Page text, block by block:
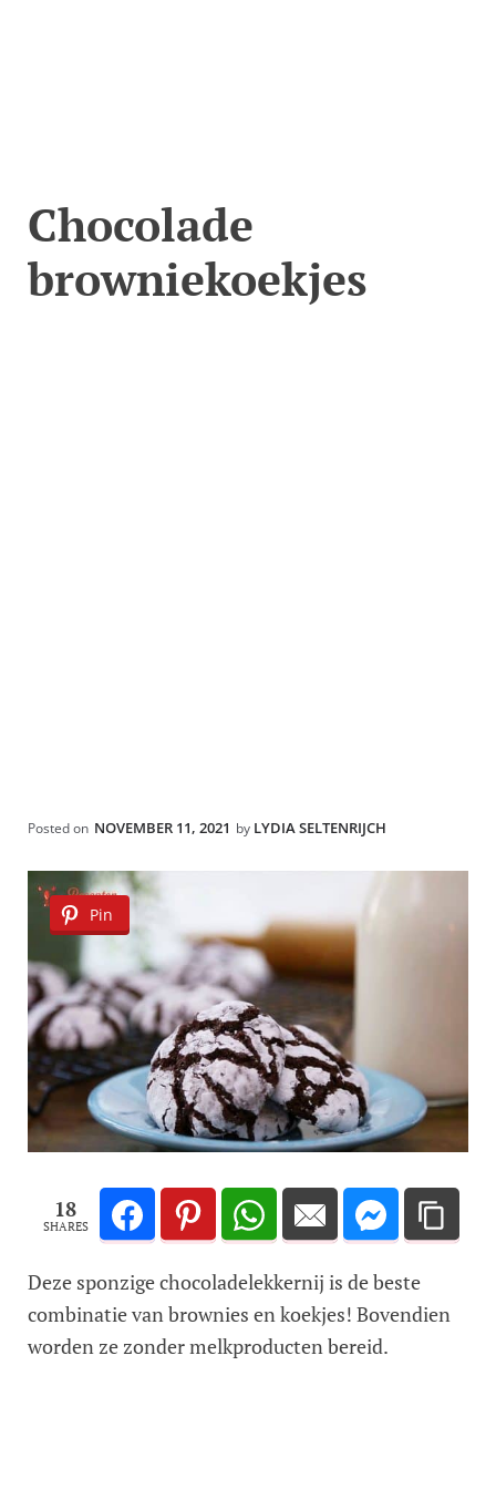
Chocolade
browniekoekjes
Posted on NOVEMBER 11, 2021 by LYDIA SELTENRIJCH
Pin
18
SHARES
Deze sponzige chocoladelekkernij is de beste
combinatie van brownies en koekjes! Bovendien
worden ze zonder melkproducten bereid.